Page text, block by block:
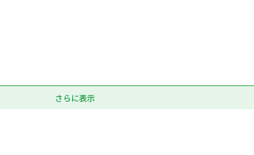
さらに表示